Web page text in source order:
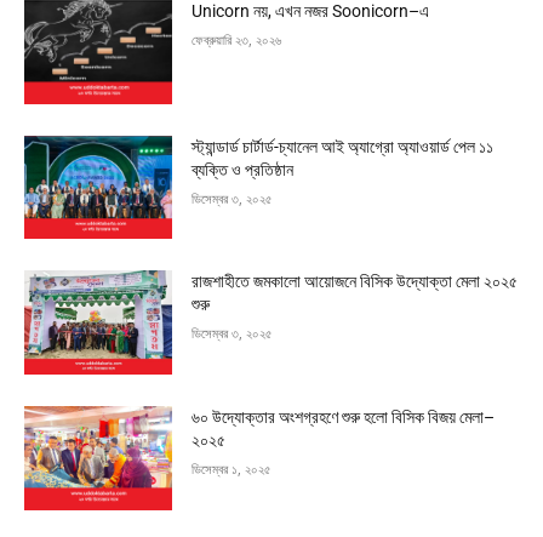
Unicorn নয়, এখন নজর Soonicorn–এ
ফেব্রুয়ারি ২৩, ২০২৬
স্ট্যান্ডার্ড চার্টার্ড-চ্যানেল আই অ্যাগ্রো অ্যাওয়ার্ড পেল ১১
ব্যক্তি ও প্রতিষ্ঠান
ডিসেম্বর ৩, ২০২৫
রাজশাহীতে জমকালো আয়োজনে বিসিক উদ্যোক্তা মেলা ২০২৫
শুরু
ডিসেম্বর ৩, ২০২৫
৬০ উদ্যোক্তার অংশগ্রহণে শুরু হলো বিসিক বিজয় মেলা–
২০২৫
ডিসেম্বর ১, ২০২৫